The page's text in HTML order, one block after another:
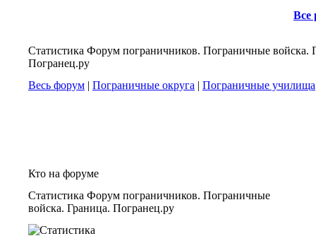
Все
Статистика Форум пограничников. Пограничные войска.
Погранец.ру
Весь форум | Пограничные округа | Пограничные училища
Кто на форуме
Статистика Форум пограничников. Пограничные
войска. Граница. Погранец.ру